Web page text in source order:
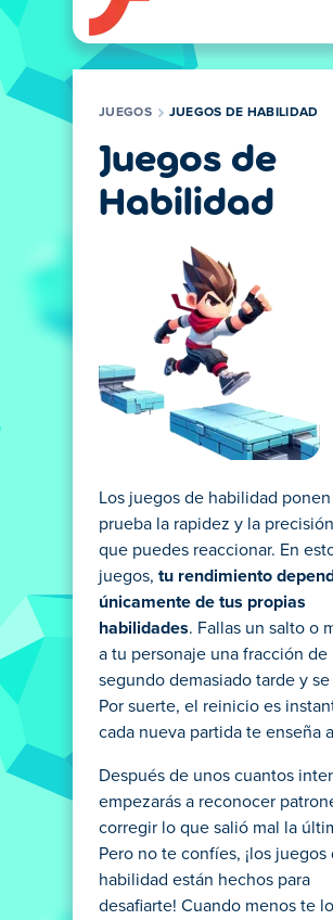
JUEGOS JUEGOS DE HABILIDAD
Juegos de
Habilidad
Los juegos de habilidad ponen
prueba la rapidez y la
que puedes reaccionar. En
juegos, tu rendimiento
únicamente de tus propias
habilidades. Fallas un salto o
a tu personaje una fracción de
segundo demasiado tarde y se
Por suerte, el reinicio es
cada nueva partida te enseña
Después de unos cuantos
empezarás a reconocer
corregir lo que salió mal la
Pero no te confíes, ¡los juegos
habilidad están hechos para
desafiarte! Cuando menos te lo